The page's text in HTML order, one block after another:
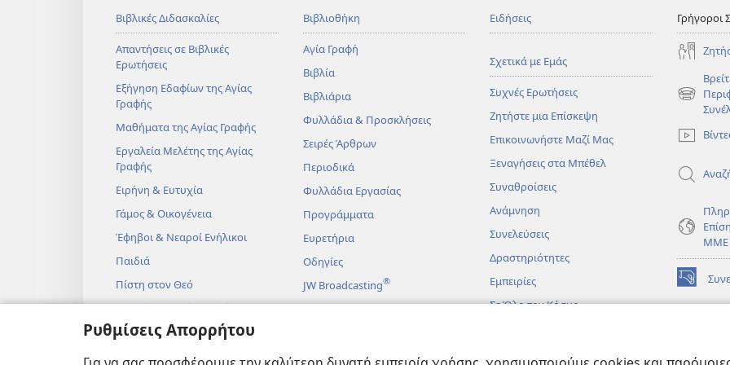
Ρυθμίσεις Απορρήτου
Βιβλικές Διδασκαλίες
Απαντήσεις σε Βιβλικές
Ερωτήσεις
Εξήγηση Εδαφίων της Αγίας
Γραφής
Μαθήματα της Αγίας Γραφής
Εργαλεία Μελέτης της Αγίας
Γραφής
Ειρήνη & Ευτυχία
Γάμος & Οικογένεια
Έφηβοι & Νεαροί Ενήλικοι
Παιδιά
Πίστη στον Θεό
Επιστήμη & Αγία Γραφή
Ιστορία & Αγία Γραφή
Βιβλιοθήκη
Αγία Γραφή
Βιβλία
Βιβλιάρια
Φυλλάδια & Προσκλήσεις
Σειρές Άρθρων
Περιοδικά
Φυλλάδια Εργασίας
Προγράμματα
Ευρετήρια
Οδηγίες
JW Broadcasting®
Βίντεο
Ηχητικά Δράματα
Ειδήσεις
Σχετικά με Εμάς
Συχνές Ερωτήσεις
Ζητήστε μια Επίσκεψη
Επικοινωνήστε Μαζί Μας
Ξεναγήσεις στα Μπέθελ
Συναθροίσεις
Ανάμνηση
Συνελεύσεις
Δραστηριότητες
Εμπειρίες
Σε Όλο τον Κόσμο
Γρήγοροι
(ανοίγει
ΜΜΕ
(ανοίγει
νέο
νέο